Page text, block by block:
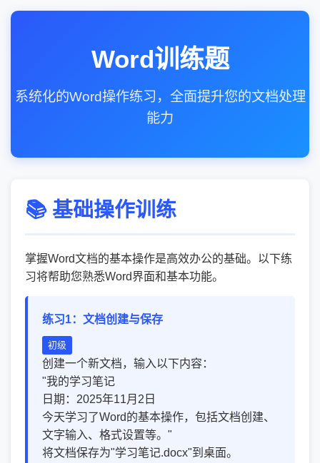
Word训练题
系统化的Word操作练习，全面提升您的文档处理
能力
📚 基础操作训练
掌握Word文档的基本操作是高效办公的基础。以下练
习将帮助您熟悉Word界面和基本功能。
练习1：文档创建与保存
初级
创建一个新文档，输入以下内容：
"我的学习笔记
日期：2025年11月2日
今天学习了Word的基本操作，包括文档创建、
文字输入、格式设置等。"
将文档保存为"学习笔记.docx"到桌面。